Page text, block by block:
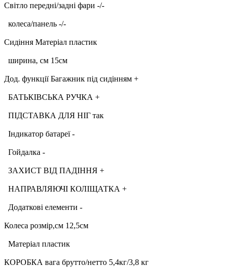
Світло передні/задні фари -/-
колеса/панель -/-
Сидіння Матеріал пластик
ширина, см 15см
Дод. функції Багажник під сидінням +
БАТЬКІВСЬКА РУЧКА +
ПІДСТАВКА ДЛЯ НІГ так
Індикатор батареї -
Гойдалка -
ЗАХИСТ ВІД ПАДІННЯ +
НАПРАВЛЯЮЧІ КОЛІЩАТКА +
Додаткові елементи -
Колеса розмір,см 12,5см
Матеріал пластик
КОРОБКА вага брутто/нетто 5,4кг/3,8 кг